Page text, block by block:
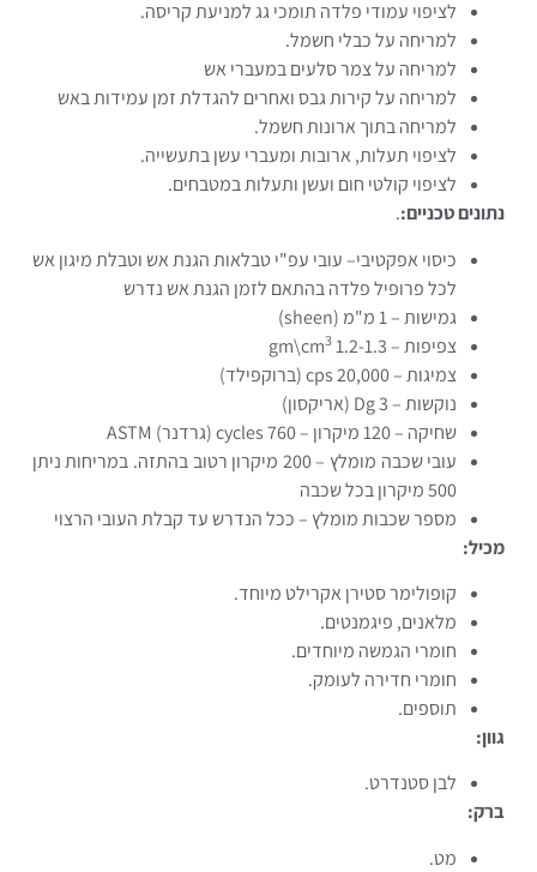
לציפוי עמודי פלדה תומכי גג למניעת קריסה.
למריחה על כבלי חשמל.
למריחה על צמר סלעים במעברי אש
למריחה על קירות גבס ואחרים להגדלת זמן עמידות באש
למריחה בתוך ארונות חשמל.
לציפוי תעלות, ארובות ומעברי עשן בתעשייה.
לציפוי קולטי חום ועשן ותעלות במטבחים.
נתונים טכניים:.
כיסוי אפקטיבי– עובי עפ"י טבלאות הגנת אש וטבלת מיגון אש
לכל פרופיל פלדה בהתאם לזמן הגנת אש נדרש
גמישות – 1 מ"מ (sheen)
צפיפות – 1.2-1.3 gm\cm
3
צמיגות – 20,000 cps (ברוקפילד)
נוקשות – 3 Dg (אריקסון)
שחיקה – 120 מיקרון – 760 cycles (גרדנר) ASTM
עובי שכבה מומלץ – 200 מיקרון רטוב בהתזה. במריחות ניתן
500 מיקרון בכל שכבה
מספר שכבות מומלץ – ככל הנדרש עד קבלת העובי הרצוי
מכיל:
קופולימר סטירן אקרילט מיוחד.
מלאנים, פיגמנטים.
חומרי הגמשה מיוחדים.
חומרי חדירה לעומק.
תוספים.
גוון:
לבן סטנדרט.
ברק:
מט.